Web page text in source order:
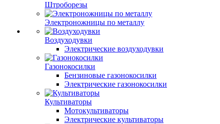
Штроборезы
Электроножницы по металлу
Воздуходувки
Электрические воздуходувки
Газонокосилки
Бензиновые газонокосилки
Электрические газонокосилки
Культиваторы
Мотокультиваторы
Электрические культиваторы